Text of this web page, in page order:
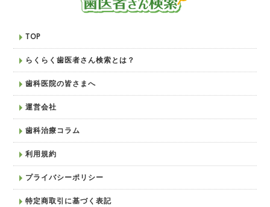
TOP
らくらく歯医者さん検索とは？
歯科医院の皆さまへ
運営会社
歯科治療コラム
利用規約
プライバシーポリシー
特定商取引に基づく表記